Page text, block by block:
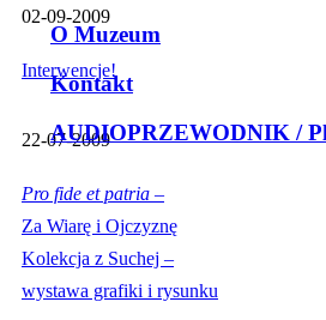
O Muzeum
Kontakt
AUDIOPRZEWODNIK /
02-09-2009
Interwencje!
22-07-2009
Pro fide et patria –
Za Wiarę i Ojczyznę
Kolekcja z Suchej –
wystawa grafiki i rysunku